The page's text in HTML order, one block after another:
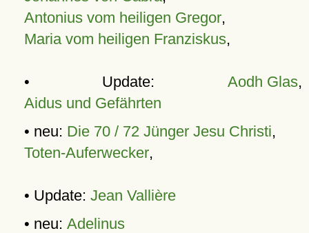
Antonius vom heiligen Gregor,
Maria vom heiligen Franziskus,
• Update: Aodh Glas,
Aidus und Gefährten
• neu: Die 70 / 72 Jünger Jesu Christi,
Toten-Auferwecker,
• Update: Jean Vallière
• neu: Adelinus